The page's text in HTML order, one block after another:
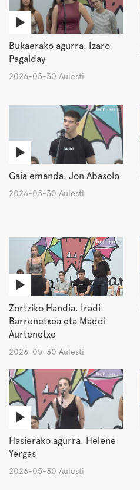
Bukaerako agurra. Izaro
Pagalday
2026-05-30 Aulesti
Gaia emanda. Jon Abasolo
2026-05-30 Aulesti
Zortziko Handia. Iradi
Barrenetxea eta Maddi
Aurtenetxe
2026-05-30 Aulesti
Hasierako agurra. Helene
Yergas
2026-05-30 Aulesti